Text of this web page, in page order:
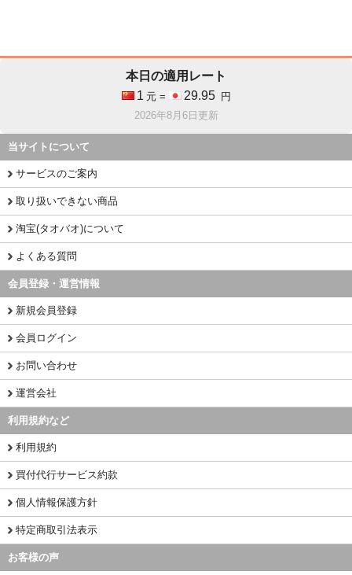
本日の適用レート
1 元 = 29.95
円
2026年8月6日更新
当サイトについて
サービスのご案内
取り扱いできない商品
淘宝(タオバオ)について
よくある質問
会員登録・運営情報
新規会員登録
会員ログイン
お問い合わせ
運営会社
利用規約など
利用規約
買付代行サービス約款
個人情報保護方針
特定商取引法表示
お客様の声